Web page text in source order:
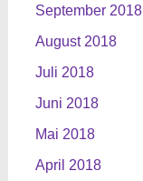
September 2018
August 2018
Juli 2018
Juni 2018
Mai 2018
April 2018